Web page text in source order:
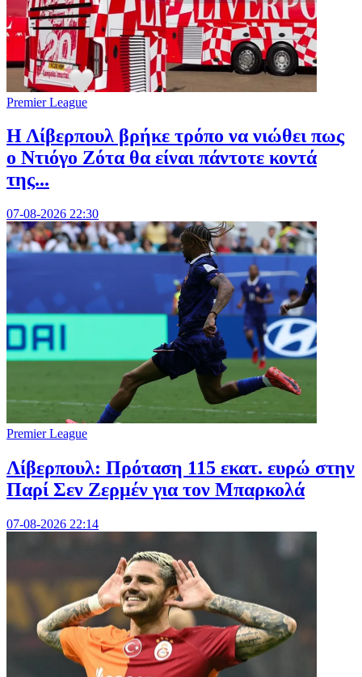
Premier League
Η Λίβερπουλ βρήκε τρόπο να νιώθει πως
ο Ντιόγο Ζότα θα είναι πάντοτε κοντά
της...
07-08-2026 22:30
Premier League
Λίβερπουλ: Πρόταση 115 εκατ. ευρώ στην
Παρί Σεν Ζερμέν για τον Μπαρκολά
07-08-2026 22:14